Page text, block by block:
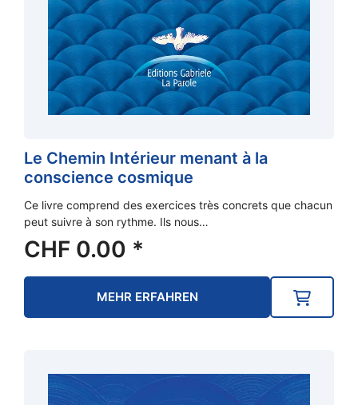
Le Chemin Intérieur menant à la
conscience cosmique
Ce livre comprend des exercices très concrets que chacun
peut suivre à son rythme. Ils nous…
CHF 0.00 *
MEHR ERFAHREN